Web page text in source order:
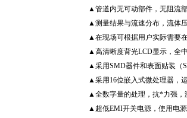
▲管道内无可动部件，无阻流
▲测量结果与流速分布，流体
▲在现场可根据用户实际需要
▲高清晰度背光LCD显示，全
▲采用SMD器件和表面贴装（
▲采用16位嵌入式微处理器，
▲全数字量的处理，抗*力强，
▲超低EMI开关电源，使用电